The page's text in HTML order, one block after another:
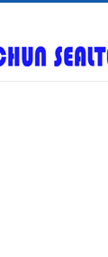
resource, null